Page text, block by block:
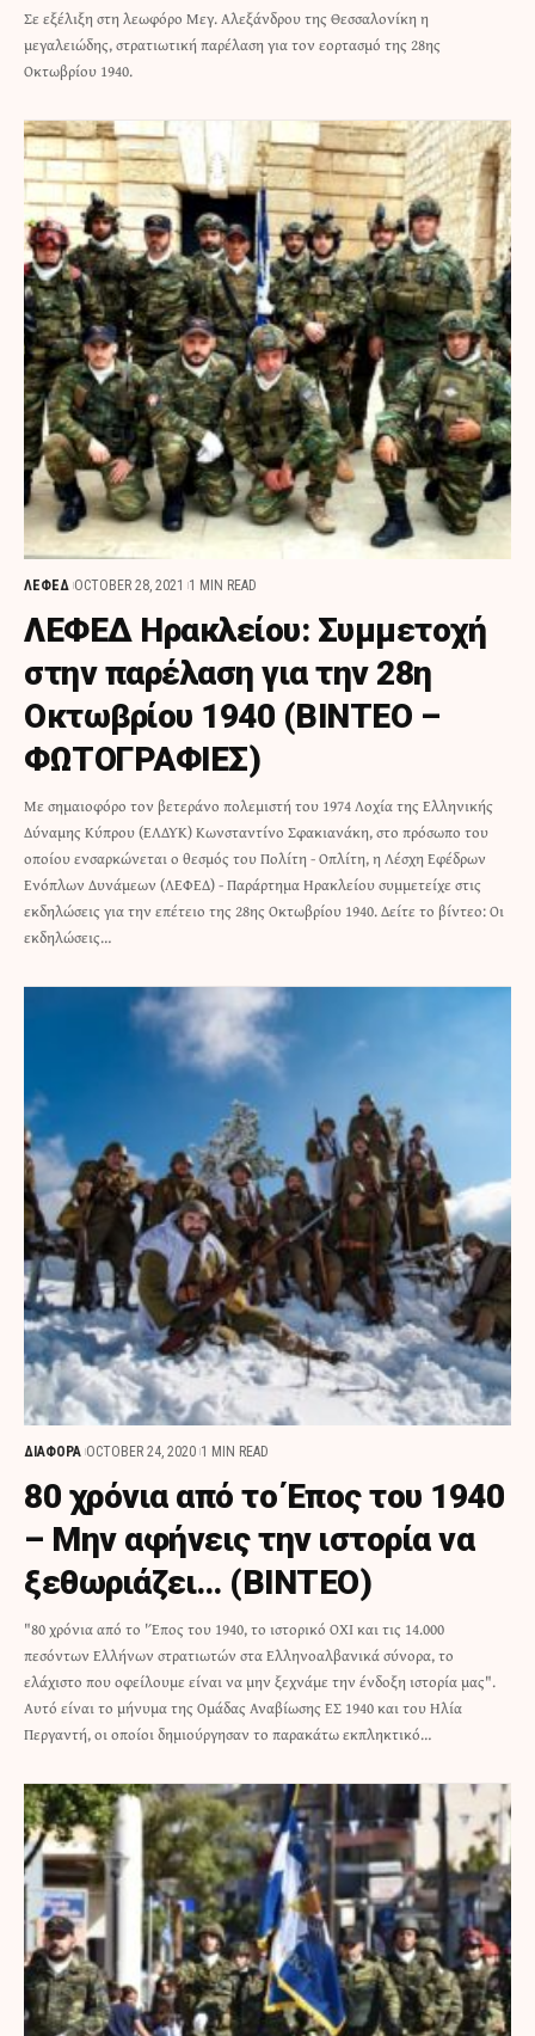
Σε εξέλιξη στη λεωφόρο Μεγ. Αλεξάνδρου της Θεσσαλονίκη η
μεγαλειώδης, στρατιωτική παρέλαση για τον εορτασμό της 28ης
Οκτωβρίου 1940.
ΛΕΦΕΔ OCTOBER 28, 2021 1 MIN READ
ΛΕΦΕΔ Ηρακλείου: Συμμετοχή
στην παρέλαση για την 28η
Οκτωβρίου 1940 (ΒΙΝΤΕΟ –
ΦΩΤΟΓΡΑΦΙΕΣ)
Με σημαιοφόρο τον βετεράνο πολεμιστή του 1974 Λοχία της Ελληνικής
Δύναμης Κύπρου (ΕΛΔΥΚ) Κωνσταντίνο Σφακιανάκη, στο πρόσωπο του
οποίου ενσαρκώνεται ο θεσμός του Πολίτη - Οπλίτη, η Λέσχη Εφέδρων
Ενόπλων Δυνάμεων (ΛΕΦΕΔ) - Παράρτημα Ηρακλείου συμμετείχε στις
εκδηλώσεις για την επέτειο της 28ης Οκτωβρίου 1940. Δείτε το βίντεο: Οι
εκδηλώσεις…
ΔΙΑΦΟΡΑ OCTOBER 24, 2020 1 MIN READ
80 χρόνια από το Έπος του 1940
– Μην αφήνεις την ιστορία να
ξεθωριάζει… (BINTEO)
"80 χρόνια από το 'Έπος του 1940, το ιστορικό OΧΙ και τις 14.000
πεσόντων Ελλήνων στρατιωτών στα Ελληνοαλβανικά σύνορα, το
ελάχιστο που οφείλουμε είναι να μην ξεχνάμε την ένδοξη ιστορία μας".
Αυτό είναι το μήνυμα της Ομάδας Αναβίωσης ΕΣ 1940 και του Ηλία
Περγαντή, οι οποίοι δημιούργησαν το παρακάτω εκπληκτικό…